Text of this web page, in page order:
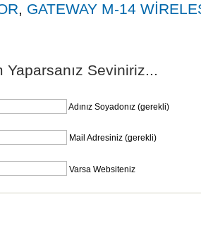
, GATEWAY M-14
Yaparsanız Seviniriz...
Adınız Soyadonız (gerekli)
Mail Adresiniz (gerekli)
Varsa Websiteniz